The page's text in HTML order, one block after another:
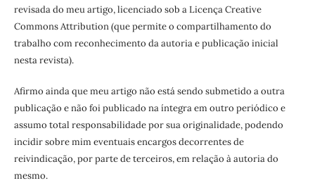
revisada do meu artigo, licenciado sob a Licença Creative
Commons Attribution (que permite o compartilhamento do
trabalho com reconhecimento da autoria e publicação inicial
nesta revista).
Afirmo ainda que meu artigo não está sendo submetido a outra
publicação e não foi publicado na íntegra em outro periódico e
assumo total responsabilidade por sua originalidade, podendo
incidir sobre mim eventuais encargos decorrentes de
reivindicação, por parte de terceiros, em relação à autoria do
mesmo.